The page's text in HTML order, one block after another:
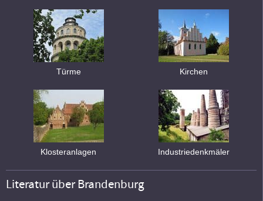
Türme Kirchen
Klosteranlagen Industriedenkmäler
Literatur über Brandenburg